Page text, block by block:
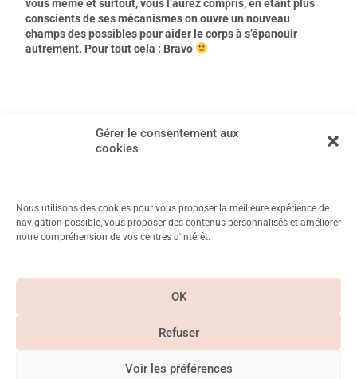
Gérer le consentement aux
cookies
Nous utilisons des cookies pour vous proposer la meilleure expérience de
navigation possible, vous proposer des contenus personnalisés et améliorer
notre compréhension de vos centres d'intérêt.
OK
Refuser
Voir les préférences
vous même et surtout, vous l’aurez compris, en étant plus
conscients de ses mécanismes on ouvre un nouveau
champs des possibles pour aider le corps à s’épanouir
autrement. Pour tout cela : Bravo
Métro Duroc, Vanneau, Saint Placide
sécurisé
Suivez-nous sur
Instagram